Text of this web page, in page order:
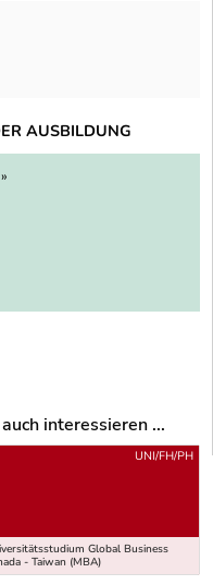
AUSBILDUNG
interessieren ...
Global Business
- Taiwan (MBA)
UNI/FH/PH